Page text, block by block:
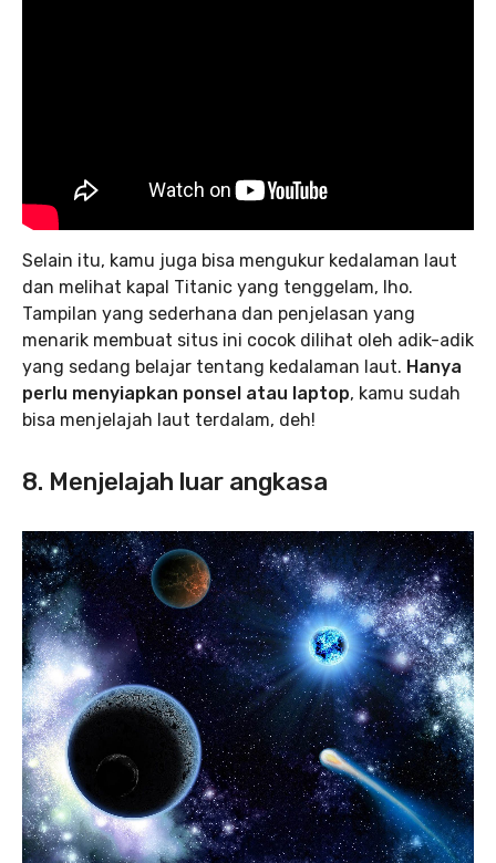
Selain itu, kamu juga bisa mengukur kedalaman laut
dan melihat kapal Titanic yang tenggelam, lho.
Tampilan yang sederhana dan penjelasan yang
menarik membuat situs ini cocok dilihat oleh adik-adik
yang sedang belajar tentang kedalaman laut. Hanya
perlu menyiapkan ponsel atau laptop, kamu sudah
bisa menjelajah laut terdalam, deh!
8. Menjelajah luar angkasa